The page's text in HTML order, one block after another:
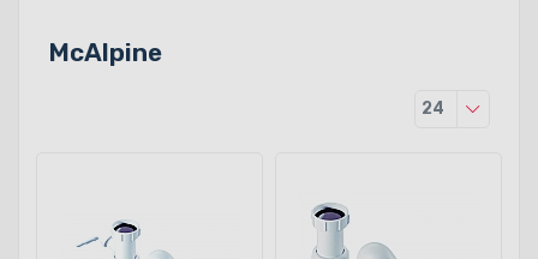
McAlpine
24